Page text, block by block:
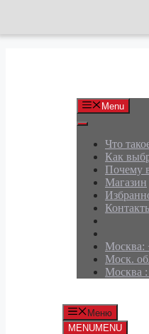
Menu
Что
Как
Почему
Магазин
Москва:
Моск.
Москва :
Меню
MENUMENU